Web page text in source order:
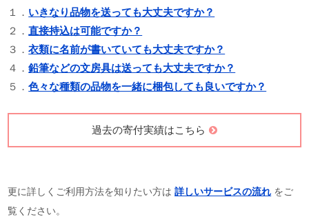
１． いきなり品物を送っても大丈夫ですか？
２．直接持込は可能ですか？
３．衣類に名前が書いていても大丈夫ですか？
４．鉛筆などの文房具は送っても大丈夫ですか？
５．色々な種類の品物を一緒に梱包しても良いですか？
過去の寄付実績はこちら
更に詳しくご利用方法を知りたい方は詳しいサービスの流れ をご
覧ください。